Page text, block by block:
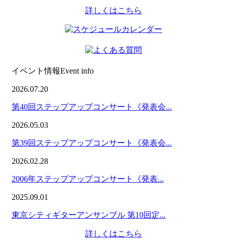
詳しくはこちら
イベント情報Event info
2026.07.20
第40回ステップアップコンサート《発表会...
2026.05.03
第39回ステップアップコンサート《発表会...
2026.02.28
2006年ステップアップコンサート《発表...
2025.09.01
東京シティギターアンサンブル 第10回定...
詳しくはこちら